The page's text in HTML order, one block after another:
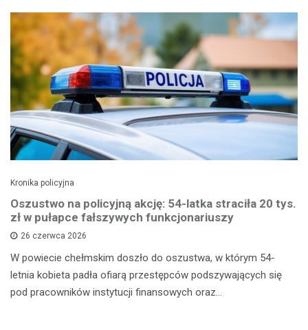
Kronika policyjna
Oszustwo na policyjną akcję: 54-latka straciła 20 tys.
zł w pułapce fałszywych funkcjonariuszy
26 czerwca 2026
W powiecie chełmskim doszło do oszustwa, w którym 54-
letnia kobieta padła ofiarą przestępców podszywających się
pod pracowników instytucji finansowych oraz…